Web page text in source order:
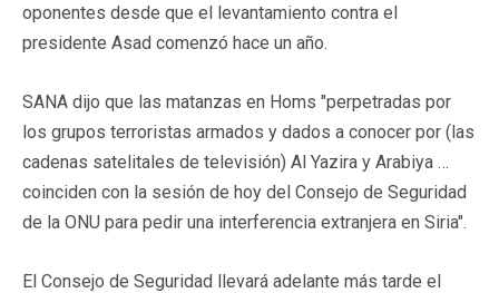
oponentes desde que el levantamiento contra el
presidente Asad comenzó hace un año.
SANA dijo que las matanzas en Homs "perpetradas por
los grupos terroristas armados y dados a conocer por (las
cadenas satelitales de televisión) Al Yazira y Arabiya …
coinciden con la sesión de hoy del Consejo de Seguridad
de la ONU para pedir una interferencia extranjera en Siria".
El Consejo de Seguridad llevará adelante más tarde el